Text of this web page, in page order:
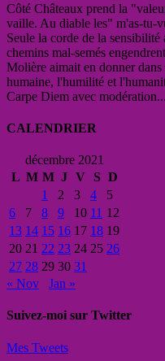
Côté Châteaux prend la
vaille. Au diable les" m'as-tu-
Seule la corde de la
chemins mal-semés
Molière aimait en donner dans
humaine, l'humilité et
Carpe Diem avec modération...
CALENDRIER
décembre 2021
L M M J V S D
1
2 3 4
5
6
7 8 9 10 11 12
13 14 15 16 17 18 19
20 21 22 23 24 25 26
27 28 29 30 31
« Nov
Jan »
Suivez-moi sur Twitter
Mes Tweets